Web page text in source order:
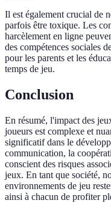
Il est également crucial de
parfois être toxique. Les
harcèlement en ligne
des compétences sociales
pour les parents et les
temps de jeu.
Conclusion
En résumé, l'impact des
joueurs est complexe et
significatif dans le
communication, la
conscient des risques
jeux. En tant que société,
environnements de jeu
ainsi à chacun de profiter